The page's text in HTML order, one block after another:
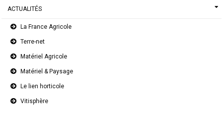
ACTUALITÉS
La France Agricole
Terre-net
Matériel Agricole
Matériel & Paysage
Le lien horticole
Vitisphère